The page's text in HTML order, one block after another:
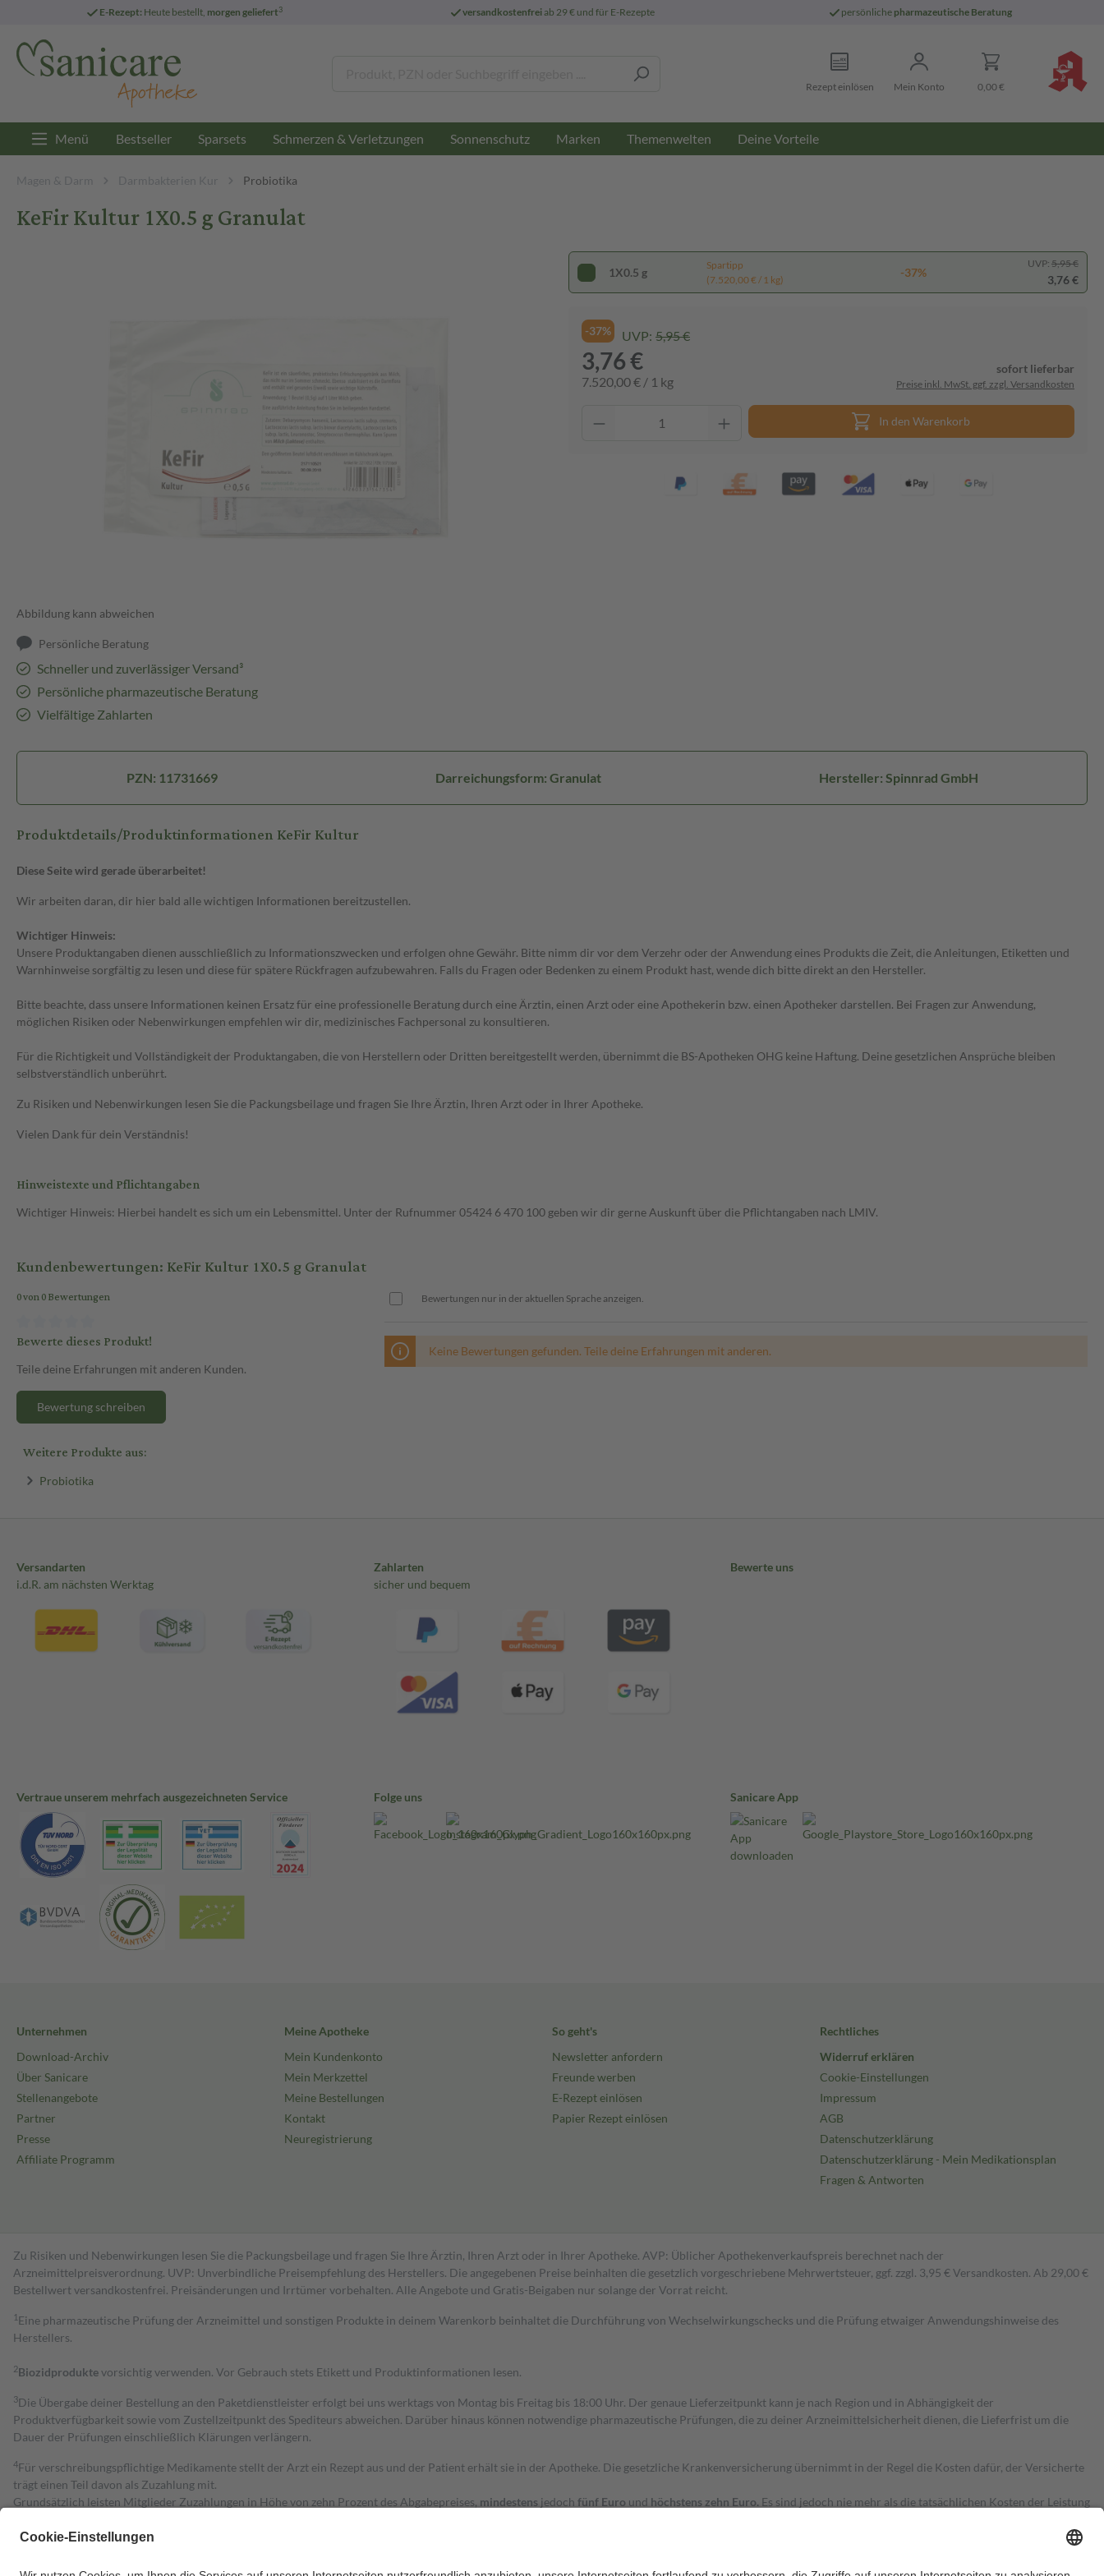
E-Rezept: Heute bestellt, morgen geliefert3 versandkostenfreiab 29 € und für E-Rezepte persönliche pharmazeutische Beratung
Rezept einlösen Mein Konto 0,00 €
Menü Bestseller Sparsets Schmerzen & Verletzungen Sonnenschutz Marken Themenwelten Deine Vorteile
Magen & Darm Darmbakterien Kur Probiotika
KeFir Kultur 1X0.5 g Granulat
Abbildung kann abweichen
Persönliche Beratung
Schneller und zuverlässiger Versand³
Persönliche pharmazeutische Beratung
Vielfältige Zahlarten
1X0.5 g
Spartipp
(7.520,00 € / 1 kg)
-37%
UVP: 5,95 €
3,76 €
-37% UVP: 5,95 €
3,76 €
7.520,00 € / 1 kg
sofort lieferbar
Preise inkl. MwSt. ggf. zzgl. Versandkosten
In den Warenkorb
PZN: 11731669 Darreichungsform: Granulat Hersteller: Spinnrad GmbH
Produktdetails/Produktinformationen KeFir Kultur
Diese Seite wird gerade überarbeitet!
Wir arbeiten daran, dir hier bald alle wichtigen Informationen bereitzustellen.
Wichtiger Hinweis:
Unsere Produktangaben dienen ausschließlich zu Informationszwecken und erfolgen ohne Gewähr. Bitte nimm dir vor dem Verzehr oder der Anwendung eines Produkts die Zeit, die Anleitungen, Etiketten und
Warnhinweise sorgfältig zu lesen und diese für spätere Rückfragen aufzubewahren. Falls du Fragen oder Bedenken zu einem Produkt hast, wende dich bitte direkt an den Hersteller.
Bitte beachte, dass unsere Informationen keinen Ersatz für eine professionelle Beratung durch eine Ärztin, einen Arzt oder eine Apothekerin bzw. einen Apotheker darstellen. Bei Fragen zur Anwendung,
möglichen Risiken oder Nebenwirkungen empfehlen wir dir, medizinisches Fachpersonal zu konsultieren.
Für die Richtigkeit und Vollständigkeit der Produktangaben, die von Herstellern oder Dritten bereitgestellt werden, übernimmt die BS-Apotheken OHG keine Haftung. Deine gesetzlichen Ansprüche bleiben
selbstverständlich unberührt.
Zu Risiken und Nebenwirkungen lesen Sie die Packungsbeilage und fragen Sie Ihre Ärztin, Ihren Arzt oder in Ihrer Apotheke.
Vielen Dank für dein Verständnis!
Hinweistexte und Pflichtangaben
Wichtiger Hinweis: Hierbei handelt es sich um ein Lebensmittel. Unter der Rufnummer 05424 6 470 100 geben wir dir gerne Auskunft über die Pflichtangaben nach LMIV.
Kundenbewertungen: KeFir Kultur 1X0.5 g Granulat
0 von 0 Bewertungen
Bewerte dieses Produkt!
Teile deine Erfahrungen mit anderen Kunden.
Bewertung schreiben
Bewertungen nur in der aktuellen Sprache anzeigen.
Keine Bewertungen gefunden. Teile deine Erfahrungen mit anderen.
Weitere Produkte aus:
Probiotika
Versandarten
i.d.R. am nächsten Werktag
Zahlarten
sicher und bequem
Bewerte uns
Vertraue unserem mehrfach ausgezeichneten Service Folge uns Sanicare App
Unternehmen
Download-Archiv
Über Sanicare
Stellenangebote
Partner
Presse
Affiliate Programm
Meine Apotheke
Mein Kundenkonto
Mein Merkzettel
Meine Bestellungen
Kontakt
Neuregistrierung
So geht's
Newsletter anfordern
Freunde werben
E-Rezept einlösen
Papier Rezept einlösen
Rechtliches
Widerruf erklären
Cookie-Einstellungen
Impressum
AGB
Datenschutzerklärung
Datenschutzerklärung - Mein Medikationsplan
Fragen & Antworten
Zu Risiken und Nebenwirkungen lesen Sie die Packungsbeilage und fragen Sie Ihre Ärztin, Ihren Arzt oder in Ihrer Apotheke. AVP: Üblicher Apothekenverkaufspreis berechnet nach der
Arzneimittelpreisverordnung. UVP: Unverbindliche Preisempfehlung des Herstellers. Die angegebenen Preise beinhalten die gesetzlich vorgeschriebene Mehrwertsteuer, ggf. zzgl. 3,95 € Versandkosten. Ab 29,00 €
Bestell­wert versand­kosten­frei. Preisänderungen und Irrtümer vorbehalten. Alle Angebote und Gratis-Beigaben nur solange der Vorrat reicht.
1 Eine pharmazeutische Prüfung der Arzneimittel und sonstigen Produkte in deinem Warenkorb beinhaltet die Durchführung von Wechselwirkungschecks und die Prüfung etwaiger Anwendungshinweise des
Herstellers.
2Biozidproduktevorsichtig verwenden. Vor Gebrauch stets Etikett und Produktinformationen lesen.
3Die Übergabe deiner Bestellung an den Paketdienstleister erfolgt bei uns werktags von Montag bis Freitag bis 18:00 Uhr. Der genaue Lieferzeitpunkt kann je nach Region und in Abhängigkeit der
Produktverfügbarkeit sowie vom Zustellzeitpunkt des Spediteurs abweichen. Darüber hinaus können notwendige pharmazeutische Prüfungen, die zu deiner Arzneimittelsicherheit dienen, die Lieferfrist um die
Dauer der Prüfungen einschließlich Klärungen verlängern.
4Für verschreibungspflichtige Medikamente stellt der Arzt ein Rezept aus und der Patient erhält sie in der Apotheke. Die gesetzliche Krankenversicherung übernimmt in der Regel die Kosten dafür, der Versicherte
trägt einen Teil davon als Zuzahlung mit.
Grundsätzlich leisten Mitglieder Zuzahlungen in Höhe von zehn Prozent des Abgabepreises, mindestens jedoch fünf Euro und höchstens zehn Euro. Es sind jedoch nie mehr als die tatsächlichen Kosten der Leistung
Diese Regeln gelten grundsätzlich auch für Online-Apotheken.
Um das Engagement der Versicherten für ihre eigene Gesundheit zu stärken und die besondere Stellung der Familie zu unterstützen, fallenkeine Zuzahlungen an bei: